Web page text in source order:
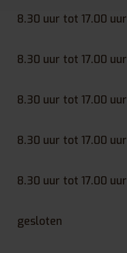
8.30 uur tot 17.00 uur
8.30 uur tot 17.00 uur
8.30 uur tot 17.00 uur
8.30 uur tot 17.00 uur
8.30 uur tot 17.00 uur
gesloten